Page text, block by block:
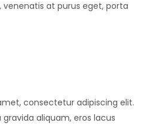
venenatis at purus eget, porta
consectetur adipiscing elit.
aliquam, eros lacus